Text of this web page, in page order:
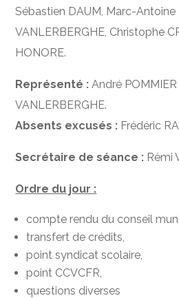
Sébastien DAUM, Marc-Antoine
VANLERBERGHE, Christophe
HONORE.
Représenté : André
VANLERBERGHE.
Absents excusés : Frédéric
Secrétaire de séance : Rémi
Ordre du jour :
compte rendu du conseil
transfert de crédits,
point syndicat scolaire,
point CCVCFR,
questions diverses